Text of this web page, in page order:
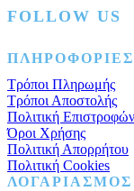
FOLLOW US
Facebook
Instagram
Pinterest
ΠΛΗΡΟΦΟΡΙΕΣ
Τρόποι Πληρωμής
Τρόποι Αποστολής
Πολιτική Επιστροφών
Όροι Χρήσης
Πολιτική Απορρήτου
Πολιτική Cookies
ΛΟΓΑΡΙΑΣΜΟΣ